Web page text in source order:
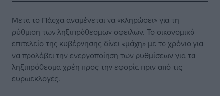
Μετά το Πάσχα αναμένεται να «κληρώσει» για τη
ρύθμιση των ληξιπρόθεσμων οφειλών. Το οικονομικό
επιτελείο της κυβέρνησης δίνει «μάχη» με το χρόνιο για
να προλάβει την ενεργοποίηση των ρυθμίσεων για τα
ληξιπρόθεσμα χρέη προς την εφορία πριν από τις
ευρωεκλογές.